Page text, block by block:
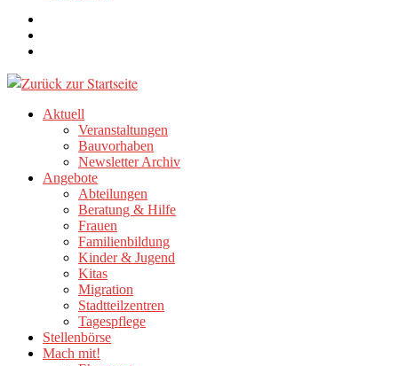
Aktuell
Veranstaltungen
Bauvorhaben
Newsletter Archiv
Angebote
Abteilungen
Beratung & Hilfe
Frauen
Familienbildung
Kinder & Jugend
Kitas
Migration
Stadtteilzentren
Tagespflege
Stellenbörse
Mach mit!